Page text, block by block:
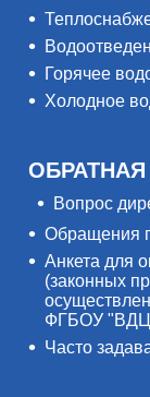
Горячее
Холодное
Вопрос
Обращения
Анкета для
(законных
ФГБОУ "ВДЦ
Часто